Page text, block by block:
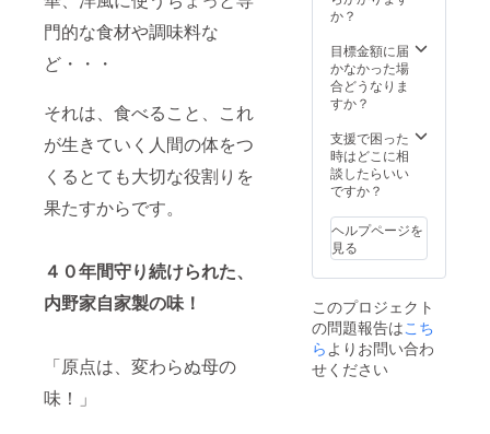
門的な食材や調味料な
ど・・・
それは、食べること、これ
が生きていく人間の体をつ
くるとても大切な役割りを
果たすからです。
４０年間守り続けられた、
内野家自家製の味！
「原点は、変わらぬ母の
味！」
かりこ
んにゃ
く ・ぜ
き煮 ・
小芋煮
・塩鯖
・サラ
ン ・ハ
ンバー
グ(和風)
③パー
～惣菜
パー
ティー
なんて
りま
※（送料
はこち
らが負
担致し
年 ３月
目 ２
０１７
年 ６月
四回
０１７
年 ９月
五回
目 ２
年１２
月 に旬
の時期
のでき
を、滅
菌パッ
クして
お届け
しま
か？
目標金額に届
かなかった場
合どうなりま
すか？
支援で困った
時はどこに相
談したらいい
ですか？
ヘルプページを
見る
このプロジェクト
の問題報告はこち
ら よりお問い合わ
せください